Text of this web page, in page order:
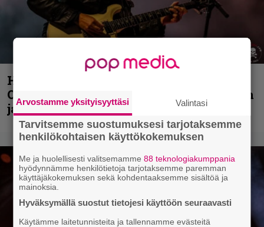
Hellsinki Metal Festival kuvina, osa 2:
Opeth, Misþyrming, Eluveitie, Triptykon
ja muita lauantain esiintyjiä
Arvostamme yksityisyyttäsi Valintasi
Tarvitsemme suostumuksesi tarjotaksemme
henkilökohtaisen käyttökokemuksen
Me ja huolellisesti valitsemamme88 teknologiakumppania
hyödynnämme henkilötietoja tarjotaksemme paremman
käyttäjäkokemuksen sekä kohdentaaksemme sisältöä ja
mainoksia.
Hyväksymällä suostut tietojesi käyttöön seuraavasti
Käytämme laitetunnisteita ja tallennamme evästeitä